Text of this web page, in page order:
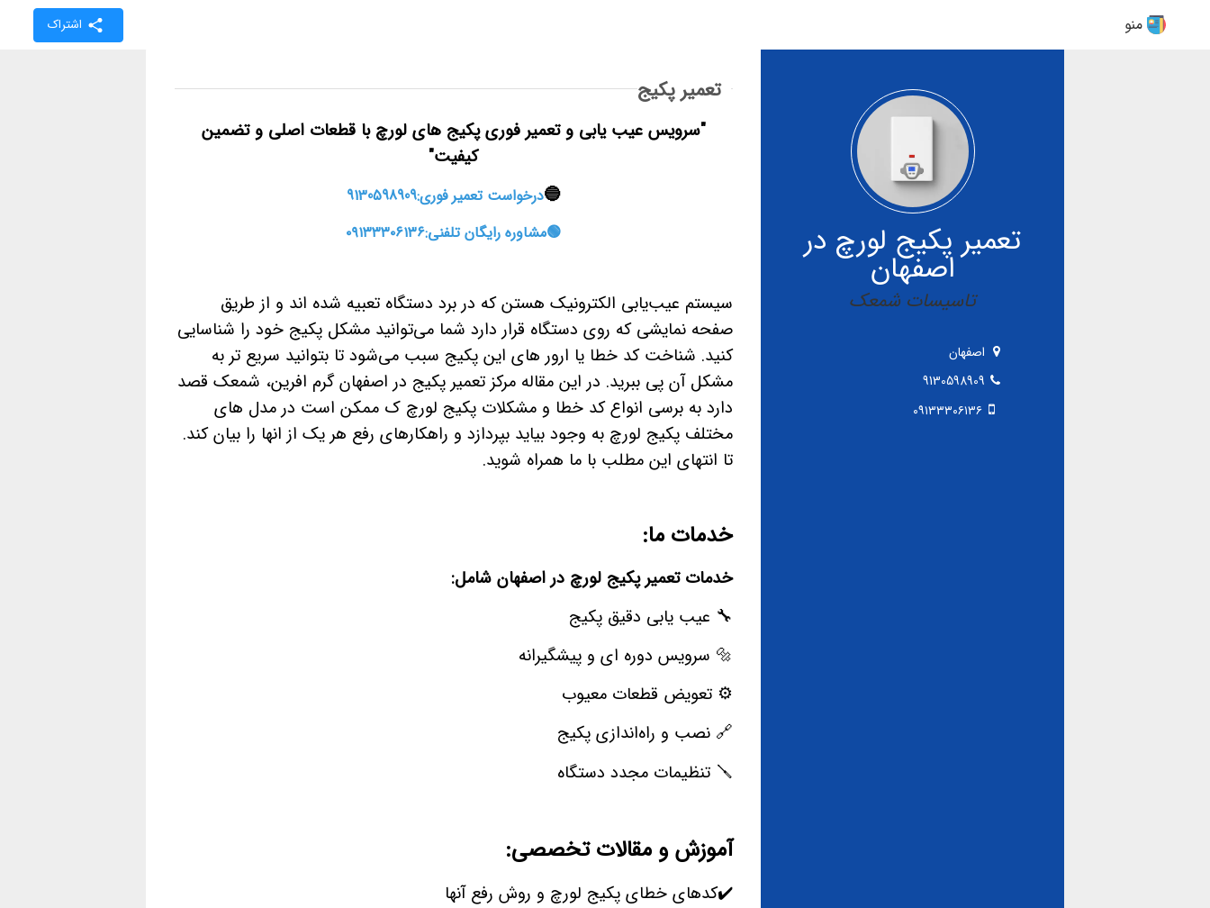
اشتراک منو
تعمیر پکیج لورچ در
اصفهان
تاسیسات شمعک
اصفهان
9130598909
۰۹۱۳۳۳۰۶۱۳۶
تعمیر پکیج
"سرویس عیب یابی و تعمیر فوری پکیج های لورچ با قطعات اصلی و تضمین
کیفیت"
🔵درخواست تعمیر فوری:9130598909
🟢مشاوره رایگان تلفنی:۰۹۱۳۳۳۰۶۱۳۶
سیستم عیب‌یابی الکترونیک هستن که در برد دستگاه تعبیه شده اند و از طریق
صفحه نمایشی که روی دستگاه قرار دارد شما می‌توانید مشکل پکیج خود را شناسایی
کنید. شناخت کد خطا یا ارور های این پکیج سبب می‌شود تا بتوانید سریع تر به
مشکل آن پی ببرید. در این مقاله مرکز تعمیر پکیج در اصفهان گرم افرین، شمعک قصد
دارد به برسی انواع کد خطا و مشکلات پکیج لورچ ک ممکن است در مدل های
مختلف پکیج لورچ به وجود بیاید بپردازد و راهکارهای رفع هر یک از انها را بیان کند.
تا انتهای این مطلب با ما همراه شوید.
خدمات ما:
خدمات تعمیر پکیج لورچ در اصفهان شامل:
🔧 عیب یابی دقیق پکیج
🔩 سرویس دوره ای و پیشگیرانه
⚙️ تعویض قطعات معیوب
🔗 نصب و راه‌اندازی پکیج
🪛 تنظیمات مجدد دستگاه
آموزش و مقالات تخصصی:
✔️کدهای خطای پکیج لورچ و روش رفع آنها